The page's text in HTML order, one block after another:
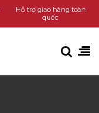
Hỗ trợ giao hàng toàn
quốc